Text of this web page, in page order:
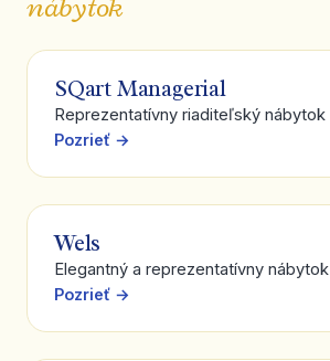
nábytok
SQart Managerial
Reprezentatívny riaditeľský nábytok
Pozrieť →
Wels
Elegantný a reprezentatívny nábytok
Pozrieť →